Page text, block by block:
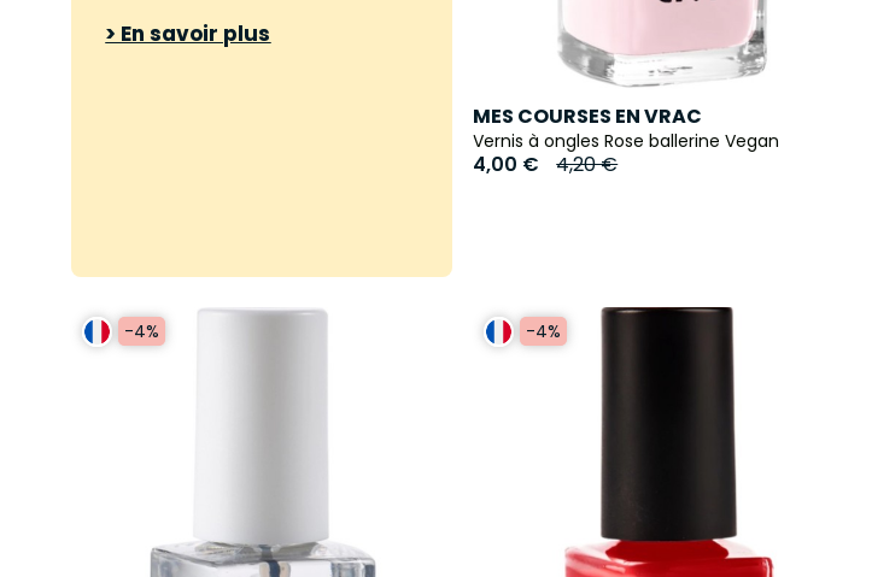
> En savoir plus
MES COURSES EN VRAC
Vernis à ongles Rose ballerine Vegan
4,00 € 4,20 €
-4% -4%